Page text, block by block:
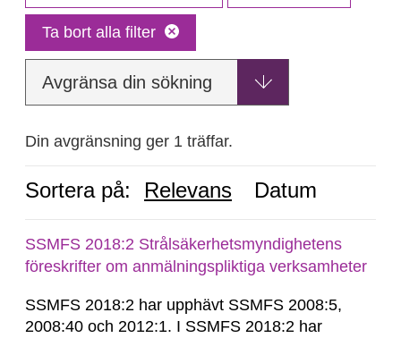
Ta bort alla filter
Avgränsa din sökning
Din avgränsning ger 1 träffar.
Sortera på: Relevans Datum
SSMFS 2018:2 Strålsäkerhetsmyndighetens
föreskrifter om anmälningspliktiga verksamheter
SSMFS 2018:2 har upphävt SSMFS 2008:5,
2008:40 och 2012:1. I SSMFS 2018:2 har